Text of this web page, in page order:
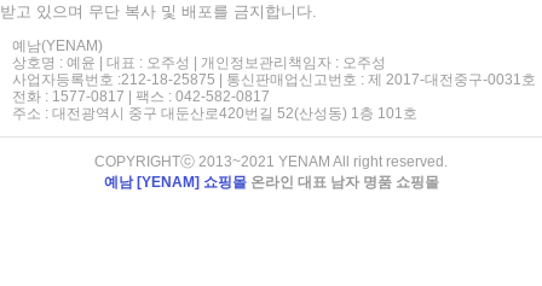
받고 있으며 무단 복사 및 배포를 금지합니다.
예남(YENAM)
상호명 : 예윤 | 대표 : 오주성 | 개인정보관리책임자 : 오주성
사업자등록번호 :212-18-25875 | 통신판매업신고번호 : 제 2017-대전중구-0031호
전화 : 1577-0817 | 팩스 : 042-582-0817
주소 : 대전광역시 중구 대둔산로420번길 52(산성동) 1층 101호
COPYRIGHTⓒ 2013~2021 YENAM All right reserved.
예남 [YENAM] 쇼핑몰온라인 대표 남자 명품 쇼핑몰